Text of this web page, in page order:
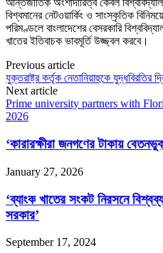
আন্তর্জাতিক অংশীদারিত্ব কেবল
বিশ্বমানের নেটওয়ার্কিং ও সাংস্কৃতিক
পরিমণ্ডলে বাংলাদেশের বেসরকারি
খাতের ইতিবাচক ভাবমূর্তি উজ্জ্বল করবে।
Previous article
যুক্তরাষ্ট্র কর্তৃক নেতানিয়াহুকে যুদ্ধবিরতির
Next article
Prime university partners with
2026
‘কারারক্ষীরা জনগণের টাকায়
January 27, 2026
‘ব্যাংক খাতের সংকট নিরসনে
সরকার’
September 17, 2024